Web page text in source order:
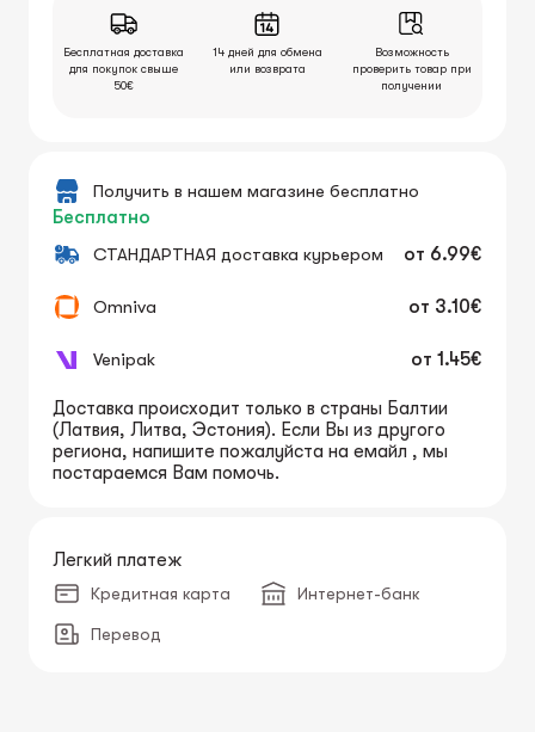
Бесплатная доставка
для покупок свыше
50€
14 дней для обмена
или возврата
Возможность
проверить товар при
получении
Получить в нашем магазине бесплатно
Бесплатно
СТАНДАРТНАЯ доставка курьером
от 6.99€
Omniva от 3.10€
Venipak от 1.45€
Доставка происходит только в страны Балтии
(Латвия, Литва, Эстония). Если Вы из другого
региона, напишите пожалуйста на емайл , мы
постараемся Вам помочь.
Легкий платеж
Кредитная карта Интернет-банк
Перевод